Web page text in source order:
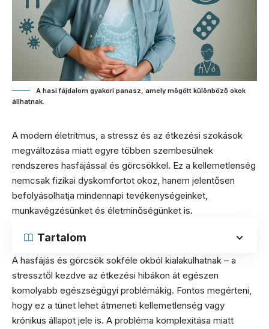
A hasi fájdalom gyakori panasz, amely mögött különböző okok
állhatnak.
A modern életritmus, a stressz és az étkezési szokások
megváltozása miatt egyre többen szembesülnek
rendszeres hasfájással és görcsökkel. Ez a kellemetlenség
nemcsak fizikai dyskomfortot okoz, hanem jelentősen
befolyásolhatja mindennapi tevékenységeinket,
munkavégzésünket és életminőségünket is.
Tartalom
A hasfájás és görcsök sokféle okból kialakulhatnak – a
stressztől kezdve az étkezési hibákon át egészen
komolyabb egészségügyi problémákig. Fontos megérteni,
hogy ez a tünet lehet átmeneti kellemetlenség vagy
krónikus állapot jele is. A probléma komplexitása miatt